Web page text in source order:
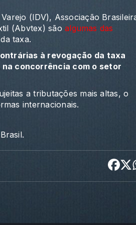
(IDV), Associação
(Abvtex) sãoalgumas das
taxa.
à revogação da taxa
concorrência com o setor
a tributações mais altas, o
internacionais.